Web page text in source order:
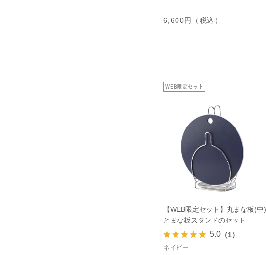
6,600円（税込）
【WEB限定セット】丸まな板(中)
とまな板スタンドのセット
5.0 （1）
ネイビー